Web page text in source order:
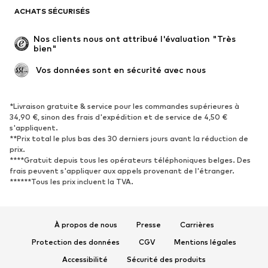
Occasions spéciales
Exclusif
Remise à neuf
Nouveautés
Tendance
Baskets
Bottines
Escarpins et talons hauts
Bottes
Sandales
Chaussures basses
Chaussures de sport
Ballerines
Vêtements de sport Disciplines sportives
ACHATS SÉCURISÉS
Nos clients nous ont attribué l'évaluation "Très
bien"
Vos données sont en sécurité avec nous
*Livraison gratuite & service pour les commandes supérieures à
34,90 €, sinon des frais d'expédition et de service de 4,50 €
s'appliquent.
**Prix total le plus bas des 30 derniers jours avant la réduction de
prix.
****Gratuit depuis tous les opérateurs téléphoniques belges. Des
frais peuvent s'appliquer aux appels provenant de l'étranger.
******Tous les prix incluent la TVA.
À propos de nous Presse
Carrières
Protection des données
CGV
Mentions légales
Accessibilité
Sécurité des produits